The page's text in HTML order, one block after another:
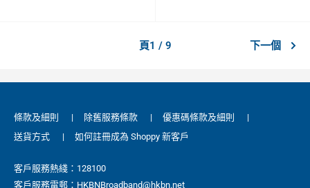
頁1 / 9 下一個
條款及細則 | 除舊服務條款 | 優惠碼條款及細則
|
送貨方式
| 如何註冊成為 Shoppy 新客戶
客戶服務熱綫：128100
客戶服務電郵：HKBNBroadband@hkbn.net